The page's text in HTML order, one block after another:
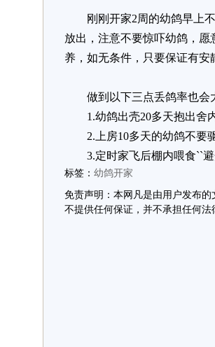
刚刚开家2周的幼鸽早上不
放出，注意不要惊吓幼鸽，
养，如无条件，只要保证有安
做到以下三点丢鸽率也会
1.幼鸽出壳20多天抱出舍内
2.上房10多天的幼鸽不要驱
3.定时家飞后棚内喂食``避
标签： 幼鸽开家
免责声明：本网凡是由用户发布
不提供任何保证，并不承担任何法